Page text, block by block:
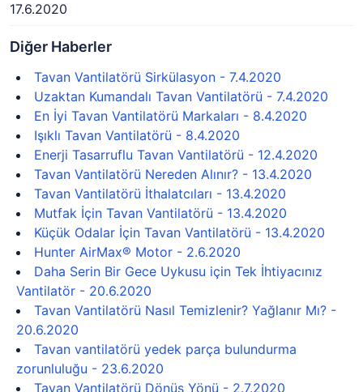
17.6.2020
Diğer Haberler
Tavan Vantilatörü Sirkülasyon - 7.4.2020
Uzaktan Kumandalı Tavan Vantilatörü - 7.4.2020
En İyi Tavan Vantilatörü Markaları - 8.4.2020
Işıklı Tavan Vantilatörü - 8.4.2020
Enerji Tasarruflu Tavan Vantilatörü - 12.4.2020
Tavan Vantilatörü Nereden Alınır? - 13.4.2020
Tavan Vantilatörü İthalatcıları - 13.4.2020
Mutfak İçin Tavan Vantilatörü - 13.4.2020
Küçük Odalar İçin Tavan Vantilatörü - 13.4.2020
Hunter AirMax® Motor - 2.6.2020
Daha Serin Bir Gece Uykusu için Tek İhtiyacınız
Vantilatör - 20.6.2020
Tavan Vantilatörü Nasıl Temizlenir? Yağlanır Mı? -
20.6.2020
Tavan vantilatörü yedek parça bulundurma
zorunluluğu - 23.6.2020
Tavan Vantilatörü Dönüş Yönü - 2.7.2020